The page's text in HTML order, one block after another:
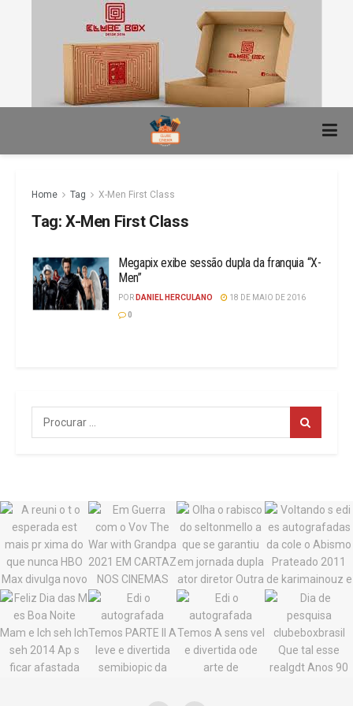
Home Tag X-Men First Class
Tag: X-Men First Class
Megapix exibe sessão dupla da franquia “X-
Men”
POR DANIEL HERCULANO
18 DE MAIO DE 2016
0